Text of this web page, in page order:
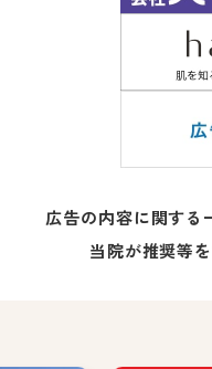
広告の内容に関する
当院が推奨等